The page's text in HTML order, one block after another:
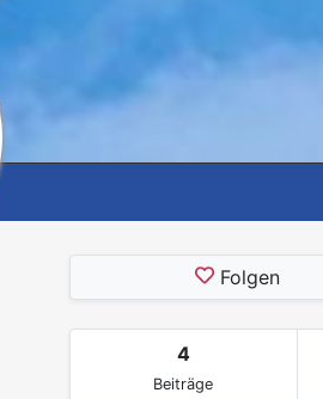
Folgen
4
Beiträge